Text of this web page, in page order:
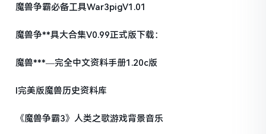
魔兽争霸必备工具War3pigV1.01
魔兽争**具大合集V0.99正式版下载：
魔兽***—完全中文资料手册1.20c版
l完美版魔兽历史资料库
《魔兽争霸3》人类之歌游戏背景音乐